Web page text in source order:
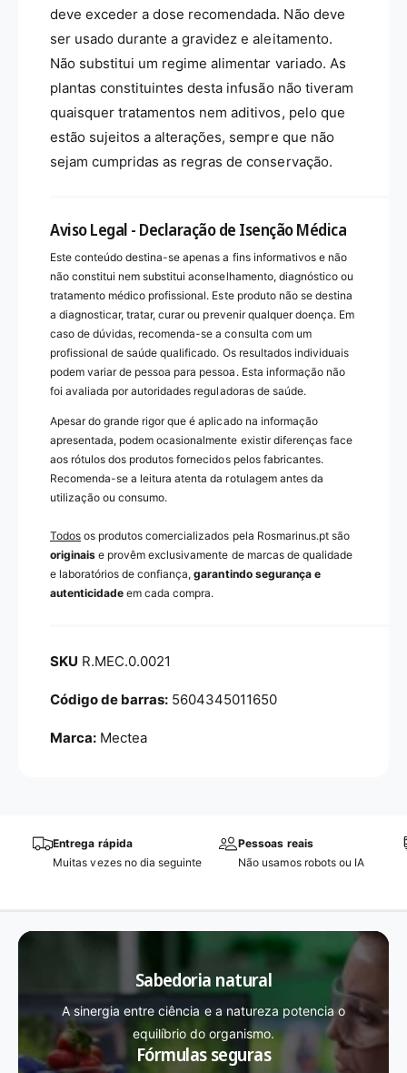
deve exceder a dose recomendada. Não deve
ser usado durante a gravidez e aleitamento.
Não substitui um regime alimentar variado. As
plantas constituintes desta infusão não tiveram
quaisquer tratamentos nem aditivos, pelo que
estão sujeitos a alterações, sempre que não
sejam cumpridas as regras de conservação.
Aviso Legal - Declaração de Isenção Médica
Este conteúdo destina-se apenas a fins informativos e não
não constitui nem substitui aconselhamento, diagnóstico ou
tratamento médico profissional. Este produto não se destina
a diagnosticar, tratar, curar ou prevenir qualquer doença. Em
caso de dúvidas, recomenda-se a consulta com um
profissional de saúde qualificado. Os resultados individuais
podem variar de pessoa para pessoa. Esta informação não
foi avaliada por autoridades reguladoras de saúde.
Apesar do grande rigor que é aplicado na informação
apresentada, podem ocasionalmente existir diferenças face
aos rótulos dos produtos fornecidos pelos fabricantes.
Recomenda-se a leitura atenta da rotulagem antes da
utilização ou consumo.
Todos os produtos comercializados pela Rosmarinus.pt são
originais e provêm exclusivamente de marcas de qualidade
e laboratórios de confiança,garantindo segurança e
autenticidade em cada compra.
R.MEC.0.0021
5604345011650
Marca: Mectea
Entrega rápida
Muitas vezes no dia seguinte
Pessoas reais
Não usamos robots ou IA
Sabedoria natural
A sinergia entre ciência e a natureza potencia o
equilíbrio do organismo.
Fórmulas seguras